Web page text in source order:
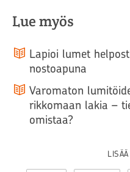
Lue myös
Lapioi lumet
nostoapuna
Varomaton
rikkomaan lakia –
omistaa?